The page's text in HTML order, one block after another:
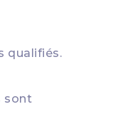
qualifiés.
sont